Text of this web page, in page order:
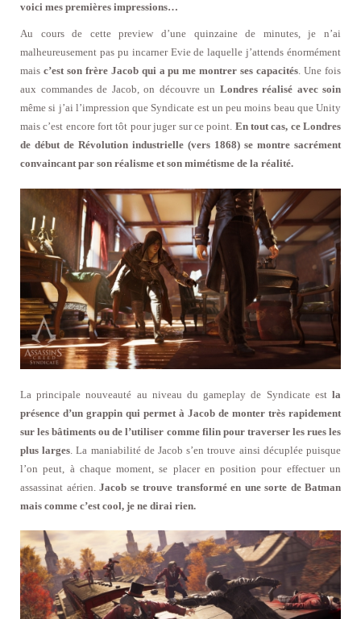
voici mes premières impressions…
Au cours de cette preview d’une quinzaine de minutes, je n’ai
malheureusement pas pu incarner Evie de laquelle j’attends énormément
mais c’est son frère Jacob qui a pu me montrer ses capacités. Une fois
aux commandes de Jacob, on découvre un Londres réalisé avec soin
même si j’ai l’impression que Syndicate est un peu moins beau que Unity
mais c’est encore fort tôt pour juger sur ce point. En tout cas, ce Londres
de début de Révolution industrielle (vers 1868) se montre sacrément
convaincant par son réalisme et son mimétisme de la réalité.
La principale nouveauté au niveau du gameplay de Syndicate est la
présence d’un grappin qui permet à Jacob de monter très rapidement
sur les bâtiments ou de l’utiliser comme filin pour traverser les rues les
plus larges . La maniabilité de Jacob s’en trouve ainsi décuplée puisque
l’on peut, à chaque moment, se placer en position pour effectuer un
assassinat aérien. Jacob se trouve transformé en une sorte de Batman
mais comme c’est cool, je ne dirai rien.